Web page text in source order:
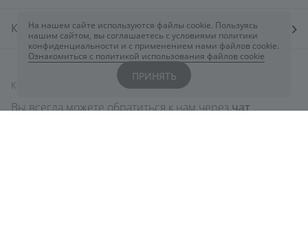
На нашем сайте используются файлы cookie. Пользуясь
нашим сайтом, вы соглашаетесь с условиями политики
конфиденциальности и с применением нами файлов cookie.
Ознакомиться с политикой использования файлов cookie
ПРИНЯТЬ
КОСМЕТОЛОГАМ
КОНТАКТЫ
Вы всегда можете обратиться к нам черезчат